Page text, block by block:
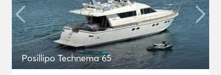
Posillipo Technema 65